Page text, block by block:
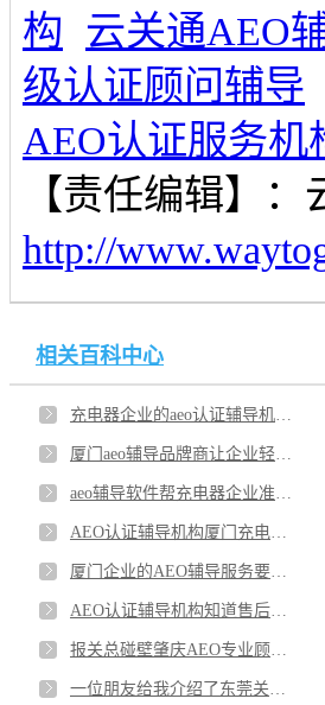
构
云关通AEO
级认证顾问辅导
AEO认证服务机
【责任编辑】：
http://
相关百科中心
充电器企业的aeo认证辅导机构价格是不是偏高？企业AEO认证辅导品牌的名声是重点吗？
厦门aeo辅导品牌商让企业轻松闯关？充电器企业谁家的 AEO 辅导机构服务有用的？
aeo辅导软件帮充电器企业准备哪些需要的资料？AEO 辅导机构能不能让企业无后顾之忧？
AEO认证辅导机构厦门充电器企业会用吗？企业用AEO 认证辅导机构有没有成果？
厦门企业的AEO辅导服务要不要聘用？AEO辅导软件能帮企业节省哪些成本吗？
AEO认证辅导机构知道售后是不是长期的吗？厦门企业做 AEO 认证辅导机构对企业是真省事吗？
报关总碰壁肇庆AEO专业顾问能提供帮助？如何选对关务顾问？
一位朋友给我介绍了东莞关务顾问，给大家看看好不好！